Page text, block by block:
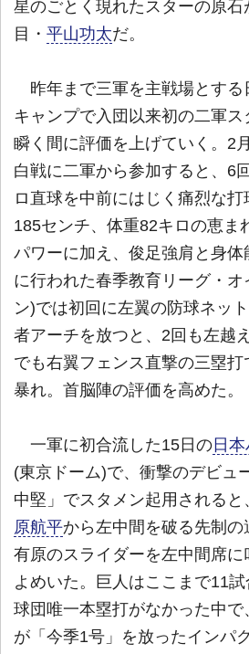
星のごとく現れたスターの原石
目・ 平山功太だ。
昨年まで三軍を主戦場とする
キャンプで入団以来初の二軍ス
瞬く間に評価を上げていく。2
白戦に二軍から参加すると、6
ロ直球を中前にはじく痛烈な
185センチ、体重82キロの恵ま
パワーに加え、俊足強肩と身体
に行われた春季教育リーグ・
ン)では初回に左翼の防球ネッ
者アーチを放つと、2回も左越
でも右翼フェンス直撃の三塁
暴れ。首脳陣の評価を高めた。
一軍に初合流した15日の 日
(東京ドーム)で、衝撃のデビュ
中堅」でスタメン起用される
原航平から左中間を破る先制の
有原のスライダーを左中間席
よめいた。巨人はここまで11
球団唯一本塁打がなかった中
が「今季1号」を放ったインパ